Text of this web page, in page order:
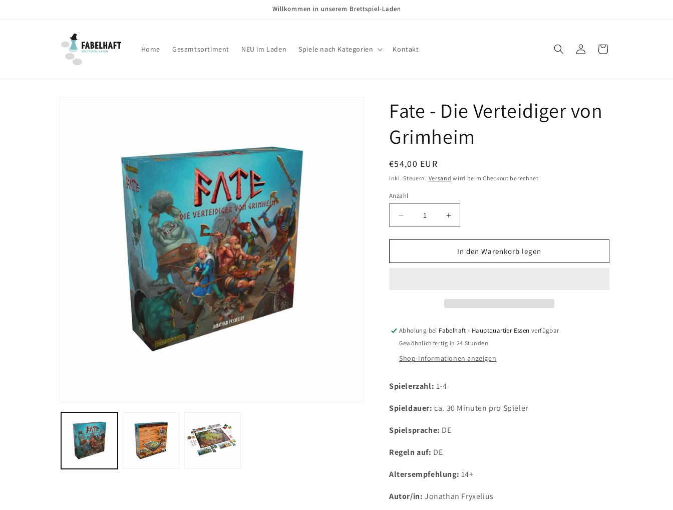
Willkommen in unserem Brettspiel-Laden
Home Gesamtsortiment NEU im Laden Spiele nach Kategorien Kontakt EinloggenWarenkorb
Fate - Die Verteidiger von
Grimheim
Normaler
Preis
€54,00 EUR
Inkl. Steuern. Versand wird beim Checkout berechnet
Anzahl
Verringere
die
Menge
Fate
Erhöhe
die
Menge
für
Fate
In den Warenkorb legen
Abholung bei Fabelhaft - Hauptquartier Essen verfügbar
Gewöhnlich fertig in 24 Stunden
Shop-Informationen anzeigen
Spielerzahl: 1-4
Spieldauer:ca. 30 Minuten pro Spieler
Spielsprache: DE
Regeln auf: DE
Altersempfehlung: 14+
Autor/in: Jonathan Fryxelius